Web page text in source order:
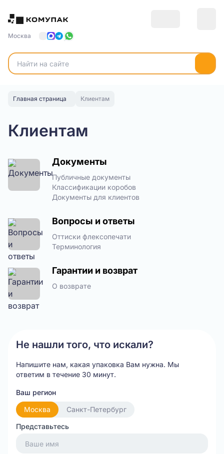
Москва
Главная страница Клиентам
Клиентам
Документы
Публичные документы
Классификации коробов
Документы для клиентов
Вопросы и ответы
Оттиски флексопечати
Терминология
Гарантии и возврат
О возврате
Не нашли того, что искали?
Напишите нам, какая упаковка Вам нужна. Мы
ответим в течение 30 минут.
Ваш регион
Москва
Санкт-Петербург
Представьтесь